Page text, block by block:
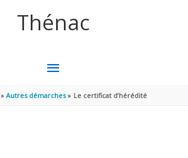
Thénac
MENU
PRINCIPAL
Autres démarches Le certificat d’hérédité